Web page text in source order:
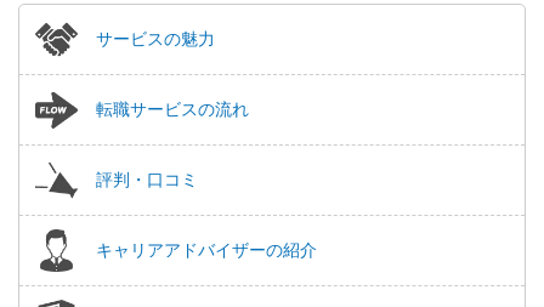
サービスの魅力
転職サービスの流れ
評判・口コミ
キャリアアドバイザーの紹介